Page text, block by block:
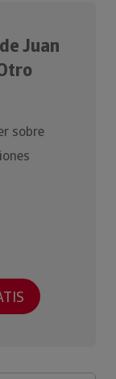
Juan
sobre